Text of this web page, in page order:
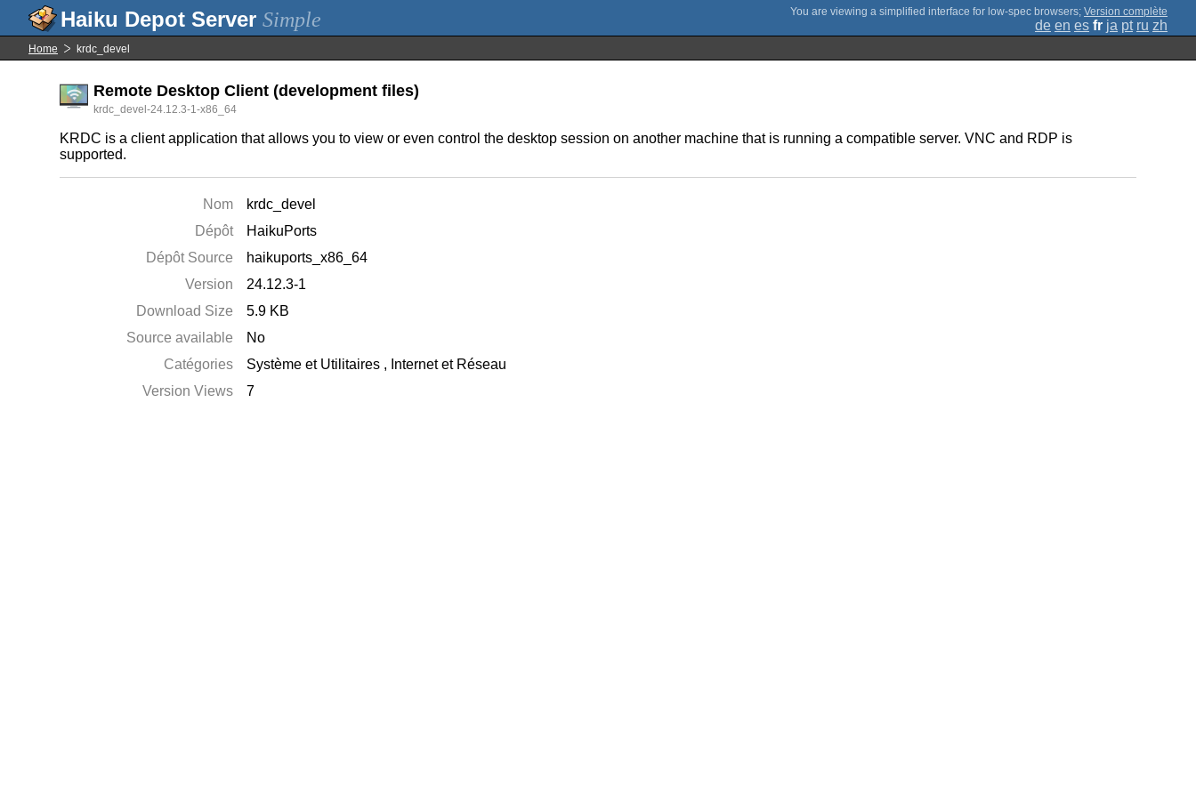
Simple ; Version complète
de en es fr ja pt ru zh
Home krdc_devel
Remote Desktop Client (development files)
krdc_devel-24.12.3-1-x86_64
KRDC is a client application that allows you to view or even control the desktop session on another machine that is running a compatible server. VNC and RDP is
supported.
Nom
krdc_devel
Dépôt
HaikuPorts
Dépôt Source
haikuports_x86_64
Version
24.12.3-1
Download Size
5.9 KB
Source available
No
Catégories
Système et Utilitaires , Internet et Réseau
Version Views
7